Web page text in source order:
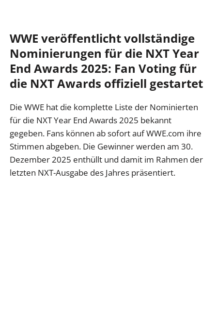
WWE veröffentlicht vollständige
Nominierungen für die NXT Year
End Awards 2025: Fan Voting für
die NXT Awards offiziell gestartet
Die WWE hat die komplette Liste der Nominierten
für die NXT Year End Awards 2025 bekannt
gegeben. Fans können ab sofort auf WWE.com ihre
Stimmen abgeben. Die Gewinner werden am 30.
Dezember 2025 enthüllt und damit im Rahmen der
letzten NXT-Ausgabe des Jahres präsentiert.